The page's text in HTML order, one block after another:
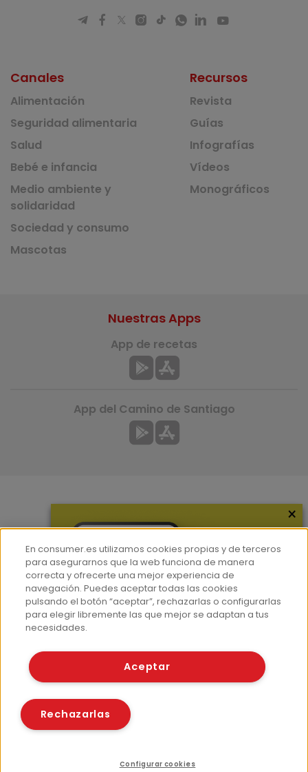
Canales
Alimentación
Seguridad alimentaria
Salud
Bebé e infancia
Medio ambiente y
solidaridad
Sociedad y consumo
Mascotas
Recursos
Revista
Guías
Infografías
Vídeos
Monográficos
Hemeroteca
Contacto
Prensa
Corpus Lingüístico Consumer
Nuestras Apps
App de recetas
App del Camino de Santiago
© Fundación EROSKI
Políticas de cookies
×
En consumer.es utilizamos cookies propias y de terceros
para asegurarnos que la web funciona de manera
correcta y ofrecerte una mejor experiencia de
navegación. Puedes aceptar todas las cookies
pulsando el botón “aceptar”, rechazarlas o configurarlas
para elegir libremente las que mejor se adaptan a tus
necesidades.
Aceptar
Rechazarlas
Configurar cookies